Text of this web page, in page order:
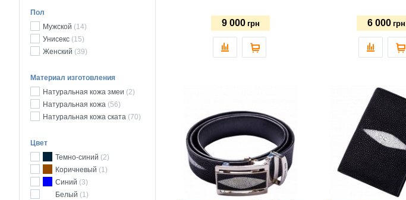
Пол
Мужской (14)
Унисекс (15)
Женский (39)
Материал изготовления
Натуральная кожа змеи (2)
Натуральная кожа (56)
Натуральная кожа ската (70)
Цвет
Темно-синий (2)
Коричневый (1)
Синий (3)
Белый (1)
9 000 грн 6 000 грн